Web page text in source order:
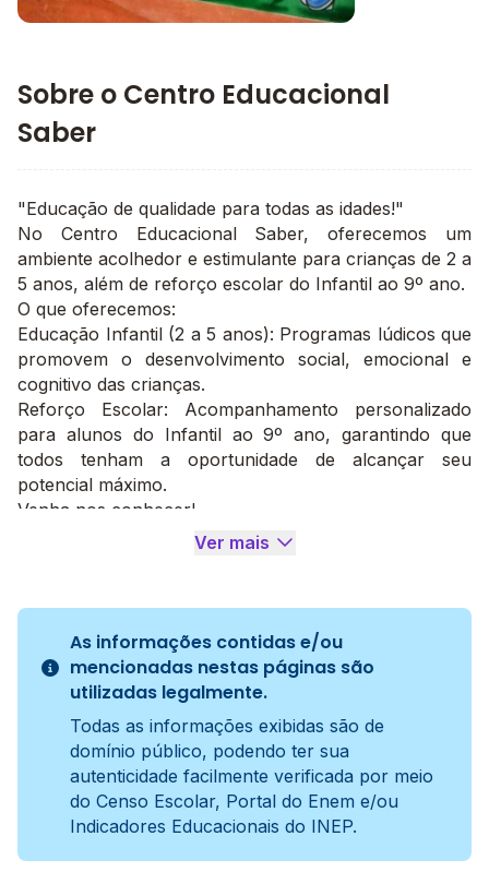
Sobre o Centro Educacional
Saber
"Educação de qualidade para todas as idades!"
No Centro Educacional Saber, oferecemos um
ambiente acolhedor e estimulante para crianças de 2 a
5 anos, além de reforço escolar do Infantil ao 9º ano.
O que oferecemos:
Educação Infantil (2 a 5 anos): Programas lúdicos que
promovem o desenvolvimento social, emocional e
cognitivo das crianças.
Reforço Escolar: Acompanhamento personalizado
para alunos do Infantil ao 9º ano, garantindo que
todos tenham a oportunidade de alcançar seu
potencial máximo.
Venha nos conhecer!
Descubra como o Centro Educacional Saber pode ser
Se precisar de mais informações ou ajustes, estou à
disposição!
Ver mais
As informações contidas e/ou
mencionadas nestas páginas são
utilizadas legalmente.
Todas as informações exibidas são de
domínio público, podendo ter sua
autenticidade facilmente verificada por meio
do Censo Escolar, Portal do Enem e/ou
Indicadores Educacionais do INEP.